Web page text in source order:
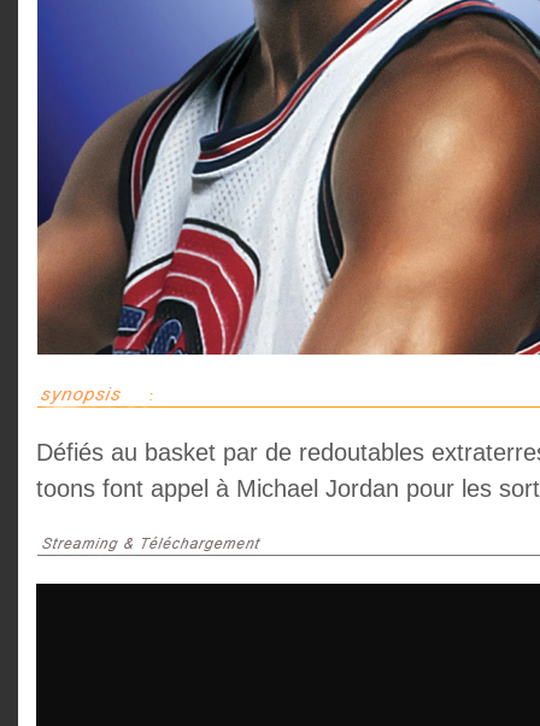
Défiés au basket par de redoutables
toons font appel à Michael Jordan pour les